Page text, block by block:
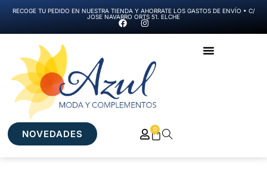
RECOGE TU PEDIDO EN NUESTRA TIENDA Y AHORRATE LOS GASTOS DE ENVÍO • C/
JOSE NAVARRO ORTS 51. ELCHE
NOVEDADES 0